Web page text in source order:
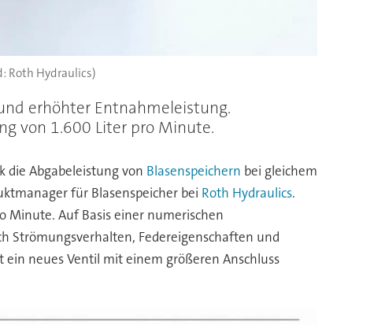
Roth Hydraulics)
erhöhter Entnahmeleistung.
von 1.600 Liter pro Minute.
die Abgabeleistung von Blasenspeichern bei gleichem
für Blasenspeicher bei Roth Hydraulics.
Minute. Auf Basis einer numerischen
Strömungsverhalten, Federeigenschaften und
neues Ventil mit einem größeren Anschluss